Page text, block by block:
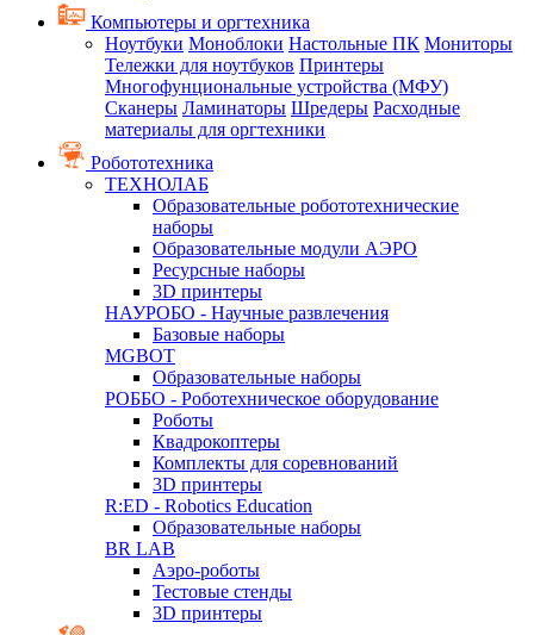
Компьютеры и оргтехника
Ноутбуки Моноблоки Настольные ПК Мониторы
Тележки для ноутбуков Принтеры
Многофунциональные устройства (МФУ)
Сканеры Ламинаторы Шредеры Расходные
материалы для оргтехники
Робототехника
ТЕХНОЛАБ
Образовательные робототехнические
наборы
Образовательные модули АЭРО
Ресурсные наборы
3D принтеры
НАУРОБО - Научные развлечения
Базовые наборы
MGBOT
Образовательные наборы
РОББО - Роботехническое оборудование
Роботы
Квадрокоптеры
Комплекты для соревнований
3D принтеры
R:ED - Robotics Education
Образовательные наборы
BR LAB
Аэро-роботы
Тестовые стенды
3D принтеры